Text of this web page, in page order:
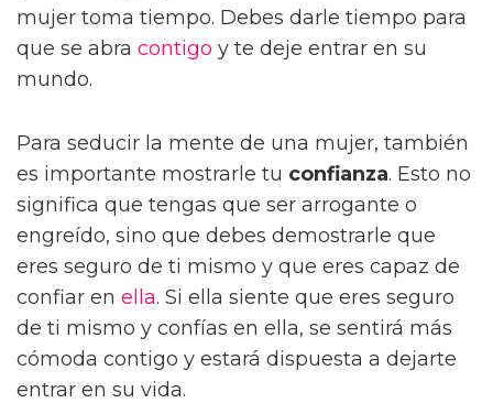
mujer toma tiempo. Debes darle tiempo para
que se abra contigo y te deje entrar en su
mundo.
Para seducir la mente de una mujer, también
es importante mostrarle tu confianza. Esto no
significa que tengas que ser arrogante o
engreído, sino que debes demostrarle que
eres seguro de ti mismo y que eres capaz de
confiar en ella. Si ella siente que eres seguro
de ti mismo y confías en ella, se sentirá más
cómoda contigo y estará dispuesta a dejarte
entrar en su vida.